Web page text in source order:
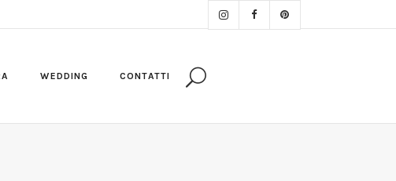
WEDDING CONTATTI